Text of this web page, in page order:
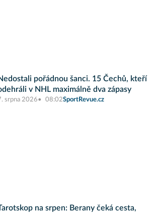
pořádnou šanci. 15 Čechů, kteří
v NHL maximálně dva zápasy
srpna 2026 08:02SportRevue.cz
na srpen: Berany čeká cesta,